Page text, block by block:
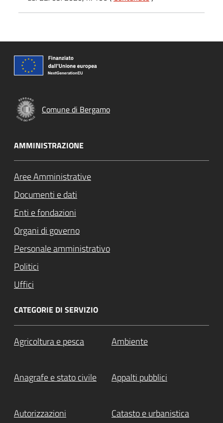
Comune di Bergamo
AMMINISTRAZIONE
Aree Amministrative
Documenti e dati
Enti e fondazioni
Organi di governo
Personale amministrativo
Politici
Uffici
CATEGORIE DI SERVIZIO
Agricoltura e pesca Ambiente
Anagrafe e stato civile Appalti pubblici
Autorizzazioni Catasto e urbanistica